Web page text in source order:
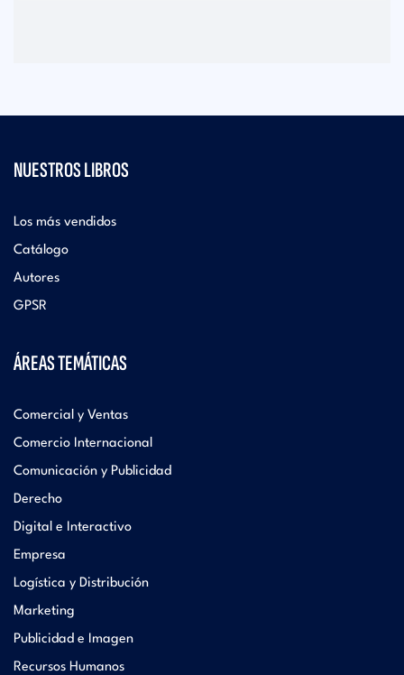
NUESTROS LIBROS
Los más vendidos
Catálogo
Autores
GPSR
ÁREAS TEMÁTICAS
Comercial y Ventas
Comercio Internacional
Comunicación y Publicidad
Derecho
Digital e Interactivo
Empresa
Logística y Distribución
Marketing
Publicidad e Imagen
Recursos Humanos